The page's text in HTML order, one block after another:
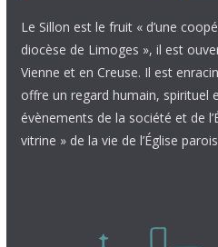
Le Sillon est le fruit « d’une
diocèse de Limoges », il est
Vienne et en Creuse. Il est
offre un regard humain, spirituel
évènements de la société et de
vitrine » de la vie de l’Église